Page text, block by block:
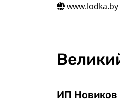
www.lodka.by
ИП Новиков